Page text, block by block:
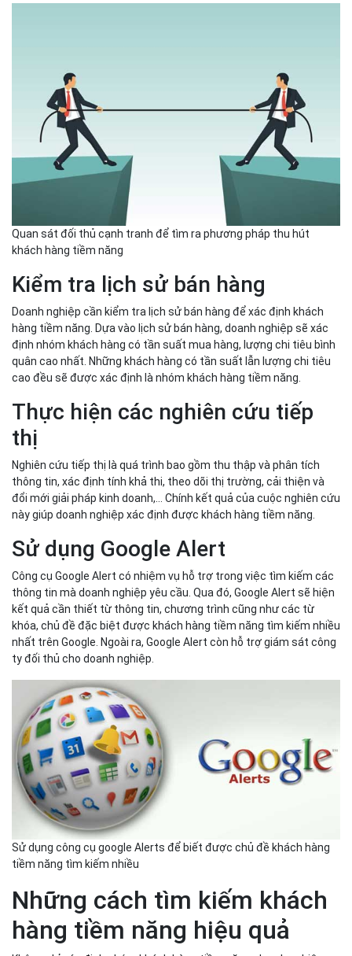
Quan sát đối thủ cạnh tranh để tìm ra phương pháp thu hút
khách hàng tiềm năng
Kiểm tra lịch sử bán hàng
Doanh nghiệp cần kiểm tra lịch sử bán hàng để xác định khách
hàng tiềm năng. Dựa vào lịch sử bán hàng, doanh nghiệp sẽ xác
định nhóm khách hàng có tần suất mua hàng, lượng chi tiêu bình
quân cao nhất. Những khách hàng có tần suất lẫn lượng chi tiêu
cao đều sẽ được xác định là nhóm khách hàng tiềm năng.
Thực hiện các nghiên cứu tiếp
thị
Nghiên cứu tiếp thị là quá trình bao gồm thu thập và phân tích
thông tin, xác định tính khả thi, theo dõi thị trường, cải thiện và
đổi mới giải pháp kinh doanh,… Chính kết quả của cuộc nghiên cứu
này giúp doanh nghiệp xác định được khách hàng tiềm năng.
Sử dụng Google Alert
Công cụ Google Alert có nhiệm vụ hỗ trợ trong việc tìm kiếm các
thông tin mà doanh nghiệp yêu cầu. Qua đó, Google Alert sẽ hiện
kết quả cần thiết từ thông tin, chương trình cũng như các từ
khóa, chủ đề đặc biệt được khách hàng tiềm năng tìm kiếm nhiều
nhất trên Google. Ngoài ra, Google Alert còn hỗ trợ giám sát công
ty đối thủ cho doanh nghiệp.
Sử dụng công cụ google Alerts để biết được chủ đề khách hàng
tiềm năng tìm kiếm nhiều
Những cách tìm kiếm khách
hàng tiềm năng hiệu quả